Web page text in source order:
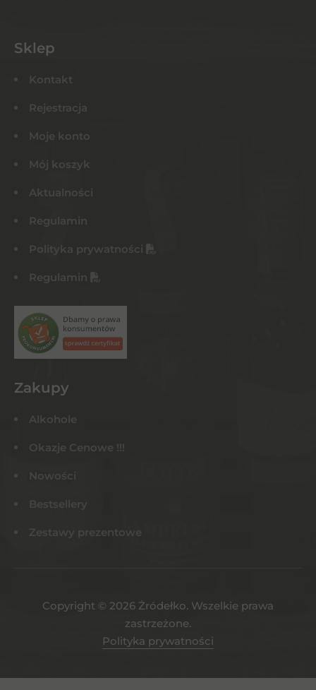
Sklep
Kontakt
Rejestracja
Moje konto
Mój koszyk
Aktualności
Regulamin
Polityka prywatności
Regulamin
Zakupy
Alkohole
Okazje Cenowe !!!
Nowości
Bestsellery
Zestawy prezentowe
Copyright © 2026 Żródełko. Wszelkie prawa
zastrzeżone.
Polityka prywatności